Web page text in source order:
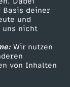
deiner
und
uns nicht
Wir nutzen
von Inhalten